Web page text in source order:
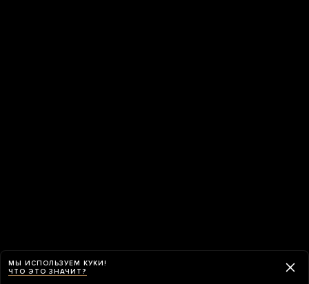
МЫ ИСПОЛЬЗУЕМ КУКИ!
ЧТО ЭТО ЗНАЧИТ?